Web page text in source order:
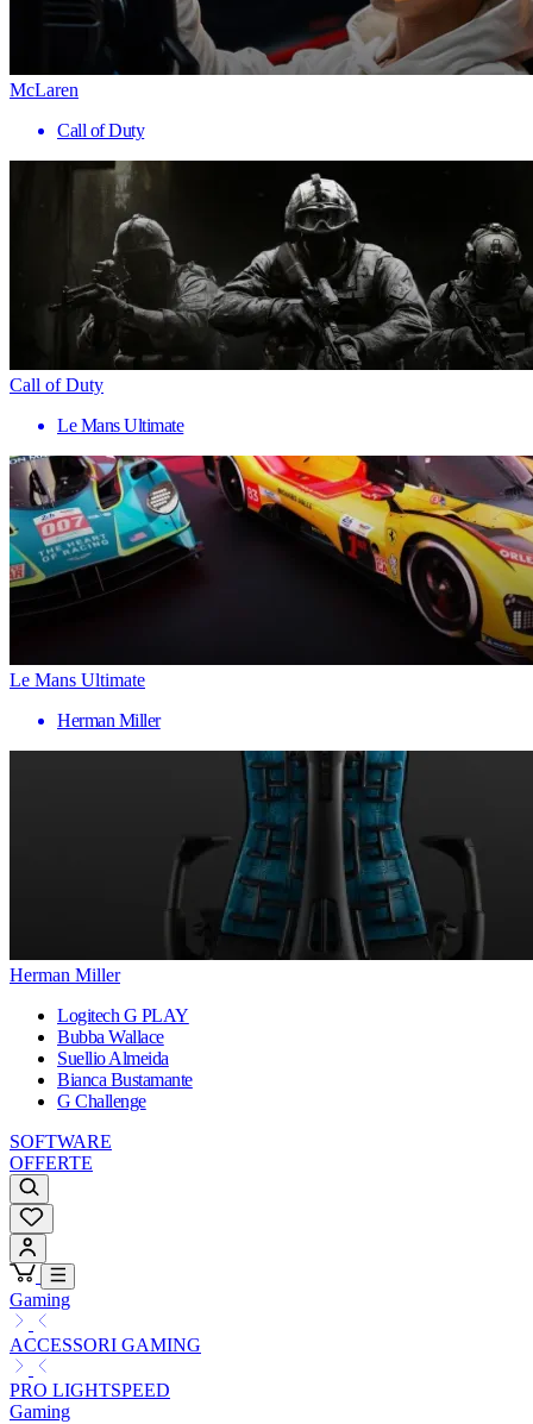
McLaren
Call of Duty
Call of Duty
Le Mans Ultimate
Le Mans Ultimate
Herman Miller
Herman Miller
Logitech G PLAY
Bubba Wallace
Suellio Almeida
Bianca Bustamante
G Challenge
SOFTWARE
OFFERTE
Gaming
ACCESSORI GAMING
PRO LIGHTSPEED
Gaming